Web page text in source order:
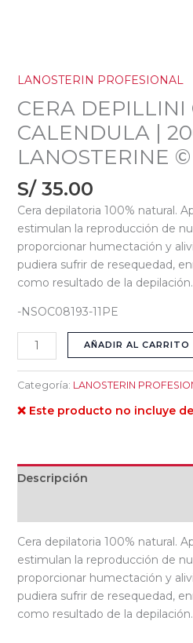
LANOSTERIN PROFESIONAL
CERA DEPILLINI
CALENDULA |
LANOSTERINE ©
S/35.00
Cera depilatoria 100% natural.
estimulan la reproducción de
proporcionar humectación y
pudiera sufrir de resequedad,
como resultado de la depilación.
-NSOC08193-11PE
AÑADIR AL CARRITO
Categoría: LANOSTERIN
❌ Este producto no incluye
Descripción
Cera depilatoria 100% natural.
estimulan la reproducción de
proporcionar humectación y
pudiera sufrir de resequedad,
como resultado de la depilación.